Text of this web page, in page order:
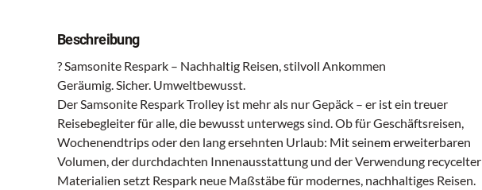
Beschreibung
? Samsonite Respark – Nachhaltig Reisen, stilvoll Ankommen
Geräumig. Sicher. Umweltbewusst.
Der Samsonite Respark Trolley ist mehr als nur Gepäck – er ist ein treuer
Reisebegleiter für alle, die bewusst unterwegs sind. Ob für Geschäftsreisen,
Wochenendtrips oder den lang ersehnten Urlaub: Mit seinem erweiterbaren
Volumen, der durchdachten Innenausstattung und der Verwendung recycelter
Materialien setzt Respark neue Maßstäbe für modernes, nachhaltiges Reisen.